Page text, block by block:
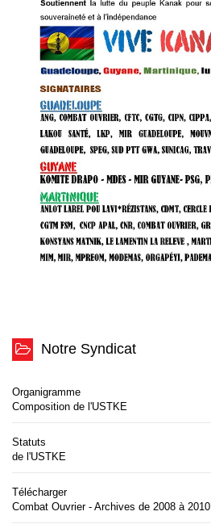
Notre Syndicat
Organigramme
Composition de l'USTKE
Statuts
de l'USTKE
Télécharger
Combat Ouvrier - Archives de 2008 à 2010